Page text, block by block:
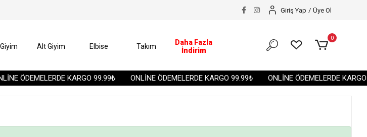
ÖDEMELERDE KARGO 99.99₺ ONLİNE ÖDEMELERDE KARGO 99.99₺ ONLİNE ÖDEMELERDE KARGO
Giriş Yap / Üye Ol
Giyim Alt Giyim Elbise Takım
Daha Fazla
İndirim
0